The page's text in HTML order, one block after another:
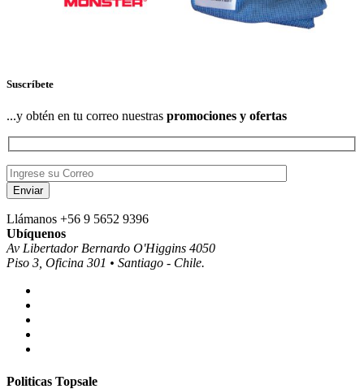
Suscríbete
...y obtén en tu correo nuestras promociones y ofertas
Llámanos +56 9 5652 9396
Ubíquenos
Av Libertador Bernardo O'Higgins 4050
Piso 3, Oficina 301 • Santiago - Chile.
Politicas Topsale